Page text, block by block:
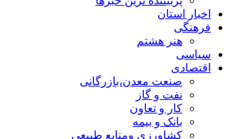
اخبار استان
فرهنگی
هنر هشتم
سیاسی
اقتصادی
صنعت معدن،بازرگانی
نفت و گاز
کار و تعاون
بانک و بیمه
کشاورزی ومنابع طبیعی